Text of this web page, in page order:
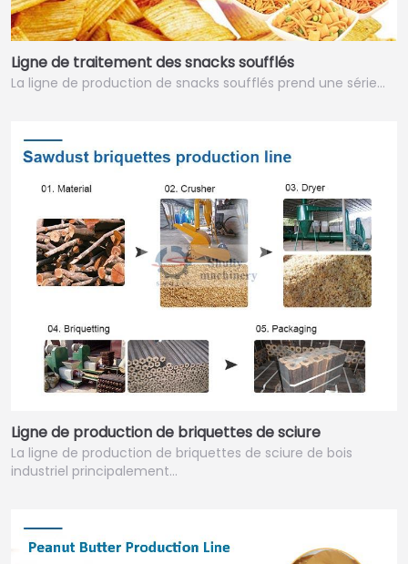
Ligne de traitement des snacks soufflés
La ligne de production de snacks soufflés prend une série…
Ligne de production de briquettes de sciure
La ligne de production de briquettes de sciure de bois
industriel principalement…